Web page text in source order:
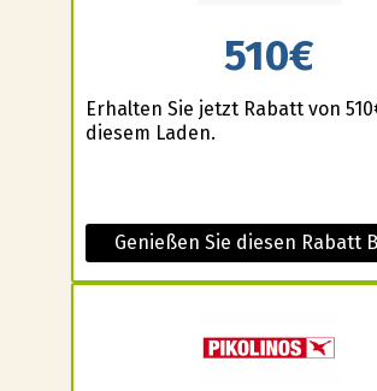
510€
Erhalten Sie jetzt Rabatt von
diesem Laden.
Genießen Sie diesen Rabatt